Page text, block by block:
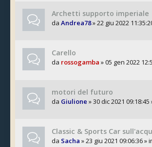
Archetti supporto imperiale
da Andrea78» 22 giu 2022
Carello
da rossogamba » 05 gen 2022
motori del futuro
da Giulione » 30 dic 2021 09:18:45
Classic & Sports Car
da Sacha » 23 giu 2021 09:06:36 »